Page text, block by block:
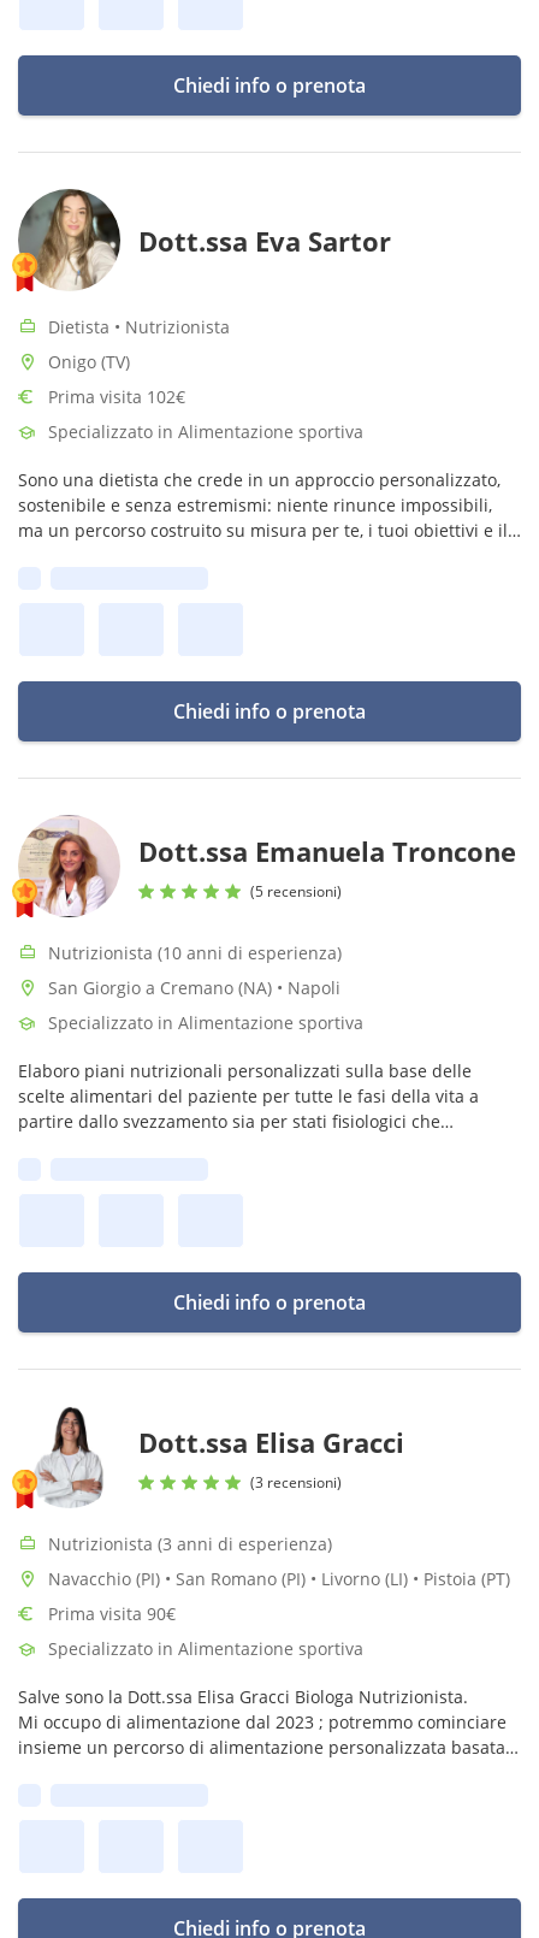
Chiedi info o prenota
Dott.ssa Eva Sartor
Dietista • Nutrizionista
Onigo (TV)
Prima visita 102€
Specializzato in Alimentazione sportiva
Sono una dietista che crede in un approccio personalizzato,
sostenibile e senza estremismi: niente rinunce impossibili,
ma un percorso costruito su misura per te, i tuoi obiettivi e il
Chiedi info o prenota
Dott.ssa Emanuela Troncone
(5 recensioni)
Nutrizionista (10 anni di esperienza)
San Giorgio a Cremano (NA) • Napoli
Specializzato in Alimentazione sportiva
Elaboro piani nutrizionali personalizzati sulla base delle
scelte alimentari del paziente per tutte le fasi della vita a
partire dallo svezzamento sia per stati fisiologici che
Chiedi info o prenota
Dott.ssa Elisa Gracci
(3 recensioni)
Nutrizionista (3 anni di esperienza)
Navacchio (PI) • San Romano (PI) • Livorno (LI) • Pistoia (PT)
Prima visita 90€
Specializzato in Alimentazione sportiva
Salve sono la Dott.ssa Elisa Gracci Biologa Nutrizionista.
Mi occupo di alimentazione dal 2023 ; potremmo cominciare
insieme un percorso di alimentazione personalizzata basata
Chiedi info o prenota